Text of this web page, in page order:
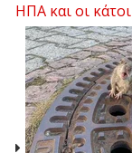
ΗΠΑ και οι